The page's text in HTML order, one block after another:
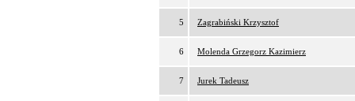
5 Zagrabiński Krzysztof
6 Molenda Grzegorz Kazimierz
7 Jurek Tadeusz